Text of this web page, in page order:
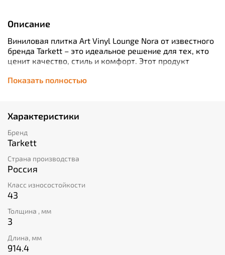
Описание
Виниловая плитка Art Vinyl Lounge Nora от известного
бренда Tarkett – это идеальное решение для тех, кто
ценит качество, стиль и комфорт. Этот продукт
сочетает в себе все преимущества винилового
покрытия: долговечность, устойчивость к влаге и
который придаст вашему интерьеру особый шарм и
элегантность. С плиткой Art Vinyl Lounge Nora вы
получите не только красивое напольное покрытие, но
и уверенность в его долговечности на многие годы
Показать полностью
Характеристики
Бренд
Tarkett
Страна производства
Россия
Класс износостойкости
43
Толщина , мм
3
Длина, мм
914.4